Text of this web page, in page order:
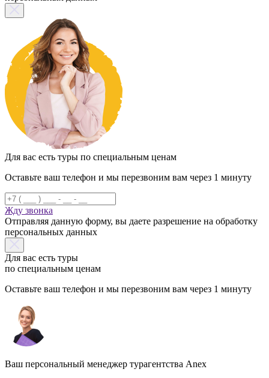
Для вас есть туры по специальным ценам
Оставьте ваш телефон и мы перезвоним вам через 1 минуту
Жду звонка
Отправляя данную форму, вы даете разрешение на обработку
персональных данных
Для вас есть туры
по специальным ценам
Оставьте ваш телефон и мы перезвоним вам через 1 минуту
Ваш персональный менеджер турагентства Anex